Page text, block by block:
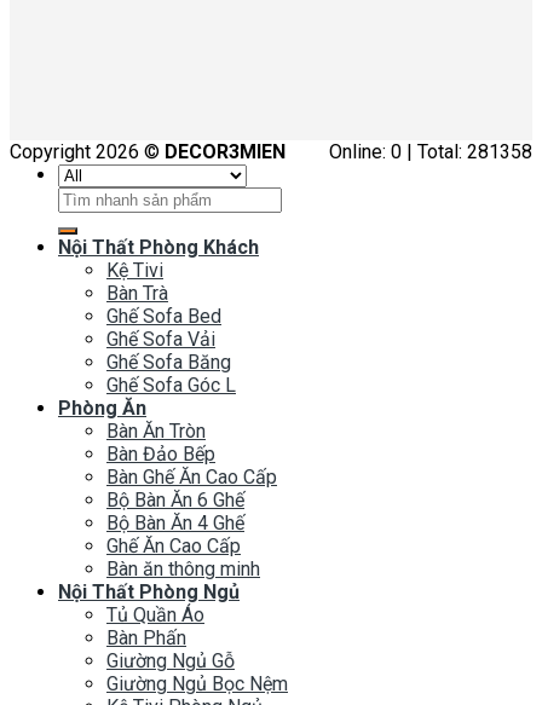
Online: 0 | Total: 281358
Copyright 2026 © DECOR3MIEN
Tìm
kiếm:
Nội Thất Phòng Khách
Kệ Tivi
Bàn Trà
Ghế Sofa Bed
Ghế Sofa Vải
Ghế Sofa Băng
Ghế Sofa Góc L
Phòng Ăn
Bàn Ăn Tròn
Bàn Đảo Bếp
Bàn Ghế Ăn Cao Cấp
Bộ Bàn Ăn 6 Ghế
Bộ Bàn Ăn 4 Ghế
Ghế Ăn Cao Cấp
Bàn ăn thông minh
Nội Thất Phòng Ngủ
Tủ Quần Áo
Bàn Phấn
Giường Ngủ Gỗ
Giường Ngủ Bọc Nệm